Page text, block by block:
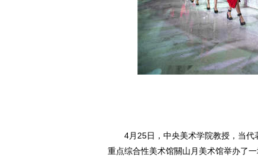
4月25日，中央美术学院教授，当代
重点综合性美术馆關山月美术馆举办了